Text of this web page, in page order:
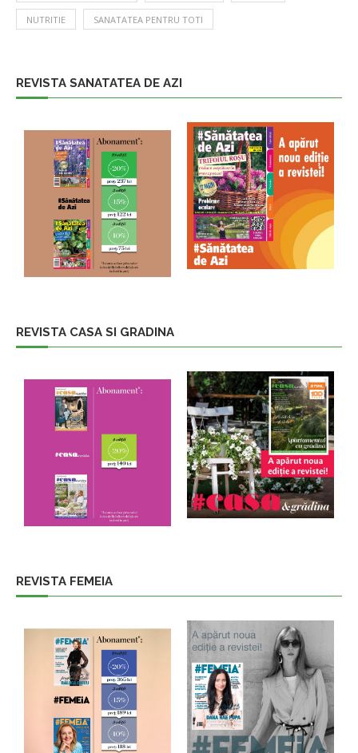
NUTRITIE SANATATEA PENTRU TOTI
REVISTA SANATATEA DE AZI
REVISTA CASA SI GRADINA
REVISTA FEMEIA